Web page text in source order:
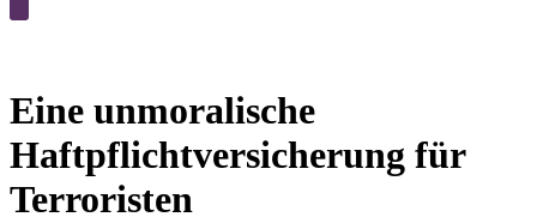
Eine unmoralische
Haftpflichtversicherung für
Terroristen